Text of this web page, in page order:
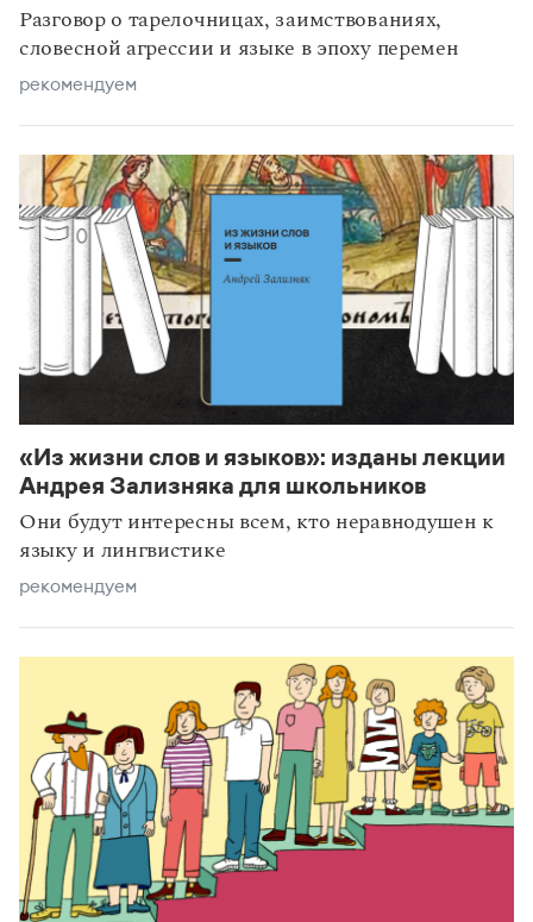
Разговор о тарелочницах, заимствованиях,
словесной агрессии и языке в эпоху перемен
рекомендуем
«Из жизни слов и языков»: изданы лекции
Андрея Зализняка для школьников
Они будут интересны всем, кто неравнодушен к
языку и лингвистике
рекомендуем